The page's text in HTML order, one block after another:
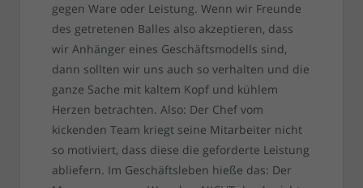
gegen Ware oder Leistung. Wenn wir Freunde
des getretenen Balles also akzeptieren, dass
wir Anhänger eines Geschäftsmodells sind,
dann sollten wir uns auch so verhalten und die
ganze Sache mit kaltem Kopf und kühlem
Herzen betrachten. Also: Der Chef vom
kickenden Team kriegt seine Mitarbeiter nicht
so motiviert, dass diese die geforderte Leistung
abliefern. Im Geschäftsleben hieße das: Der